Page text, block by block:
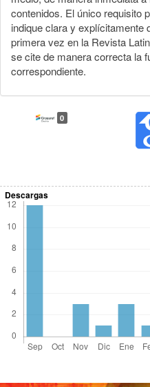
contenidos. El único requisito
indique clara y explícitamente
primera vez en la Revista
se cite de manera correcta la
correspondiente.
0
Descargas